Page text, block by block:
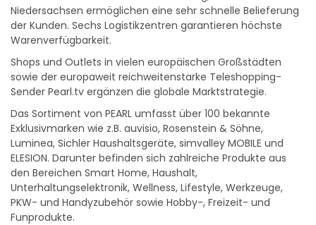
Niedersachsen ermöglichen eine sehr schnelle Belieferung
der Kunden. Sechs Logistikzentren garantieren höchste
Warenverfügbarkeit.
Shops und Outlets in vielen europäischen Großstädten
sowie der europaweit reichweitenstarke Teleshopping-
Sender Pearl.tv ergänzen die globale Marktstrategie.
Das Sortiment von PEARL umfasst über 100 bekannte
Exklusivmarken wie z.B. auvisio, Rosenstein & Söhne,
Luminea, Sichler Haushaltsgeräte, simvalley MOBILE und
ELESION. Darunter befinden sich zahlreiche Produkte aus
den Bereichen Smart Home, Haushalt,
Unterhaltungselektronik, Wellness, Lifestyle, Werkzeuge,
PKW- und Handyzubehör sowie Hobby-, Freizeit- und
Funprodukte.